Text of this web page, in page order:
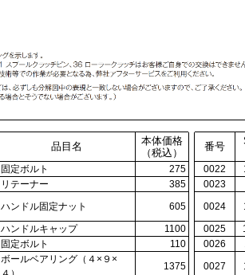
品目名
本体価格
（税込）
番号
固定ボルト 275 0022
リテーナー 385 0023
ハンドル固定ナット 605 0024
ハンドルキャップ 1100 0025
固定ボルト 110 0026
ボールベアリング（４×９×
1375 0027